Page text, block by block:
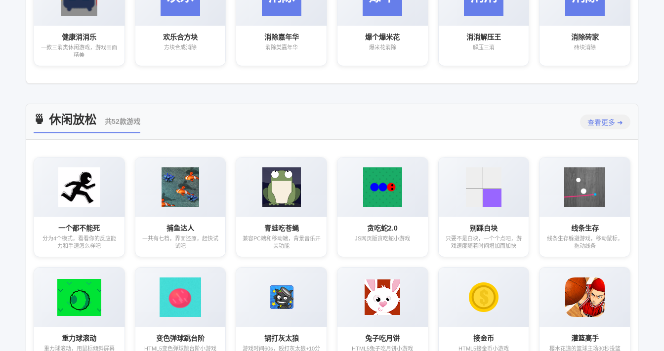
健康消消乐
一款三消类休闲游戏，游戏画面
精美
欢乐合方块
方块合成消除
消除嘉年华
消除类嘉年华
爆个爆米花
爆米花消除
消消解压王
解压三消
消除砖家
砖块消除
🍵 休闲放松 共52款游戏 查看更多 ➜
一个都不能死
分为4个模式，看看你的反应能
力和手速怎么样吧
捕鱼达人
一共有七档，界面还原，赶快试
试吧
青蛙吃苍蝇
兼容PC端和移动端，背景音乐开
关功能
贪吃蛇2.0
JS网页版贪吃蛇小游戏
别踩白块
只要不是白块，一个个点吧，游
戏速度随着时间增加而加快
线条生存
线条生存躲避游戏，移动鼠标，
拖动线条
重力球滚动
重力球滚动，用鼠标倾斜屏幕
变色弹球跳台阶
HTML5变色弹球跳台阶小游戏
锅打灰太狼
游戏时间60s，殴打灰太狼+10分
兔子吃月饼
HTML5兔子吃月饼小游戏
接金币
HTML5接金币小游戏
灌篮高手
樱木花道的篮球主场30秒投篮